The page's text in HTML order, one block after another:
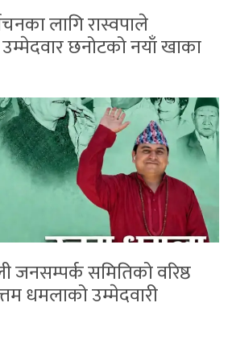
लागि रास्वपाले
छनोटको नयाँ खाका
जनसम्पर्क समितिको वरिष्ठ
धमलाको उम्मेदवारी